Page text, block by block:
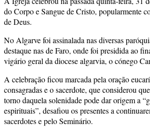
do Corpo e Sangue de Cristo, popularmente
de Deus.
No Algarve foi assinalada nas diversas
destaque nas de Faro, onde foi presidida ao
vigário geral da diocese algarvia, o cónego
A celebração ficou marcada pela oração
consagradas e o sacerdote, que considerou
torno daquela solenidade pode dar origem a
espirituais”, desafiou os presentes a
sacerdotes e pelo Seminário.